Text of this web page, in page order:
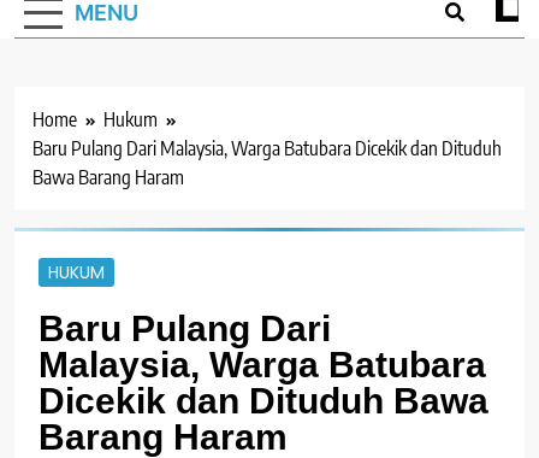
MENU
Home
Hukum
Baru Pulang Dari Malaysia, Warga Batubara Dicekik dan Dituduh
Bawa Barang Haram
HUKUM
Baru Pulang Dari
Malaysia, Warga Batubara
Dicekik dan Dituduh Bawa
Barang Haram